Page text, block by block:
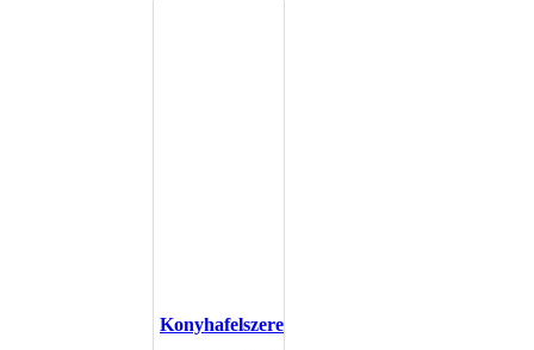
Konyhafelszerelés